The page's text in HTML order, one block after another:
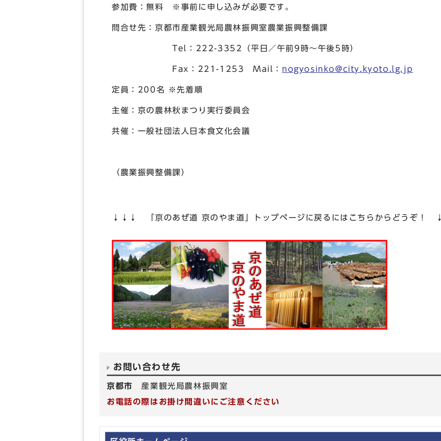
参加費：無料 ※事前に申し込みが必要です。
問合せ先：京都市産業観光局農林振興室農業振興整備課
Tel：222-3352（平日／午前9時～午後5時）
Fax：221-1253 Mail： nogyosinko@city.kyoto.lg.jp
定員：200名 ※先着順
主催：京の農林秋まつり実行委員会
共催：一般社団法人日本食文化会議
（農業振興整備課）
↓↓↓ 「京のあぜ道 京のやま道」トップページに戻るにはこちらからどうぞ
お問い合わせ先
京都市 産業観光局農林振興室
お電話の際はお掛け間違いにご注意ください